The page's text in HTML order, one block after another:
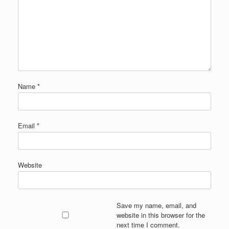
Name *
Email *
Website
Save my name, email, and
website in this browser for the
next time I comment.